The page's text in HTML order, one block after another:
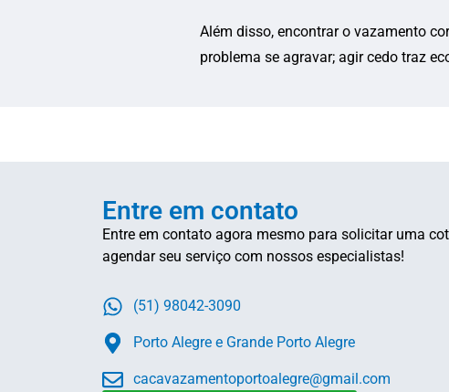
Além disso, encontrar o vazamento
problema se agravar; agir cedo traz
Entre em contato
Entre em contato agora mesmo para solicitar uma
agendar seu serviço com nossos especialistas!
(51) 98042-3090
Porto Alegre e Grande Porto Alegre
cacavazamentoportoalegre@gmail.com